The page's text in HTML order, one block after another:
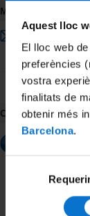
Aquest lloc
El lloc web
preferències
vostra
finalitats de
obtenir més
Barcelona.
Més informació
Vols rebre
Parc de les
Contacte
Ciències Socials
Can Jaumandreu
Carrer del Perú,
08018 Barcelona